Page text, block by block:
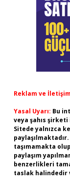
Reklam ve
Yasal Uyarı: Bu
veya şahıs
Sitede yalnızca
taşımamakta
paylaşım
benzerlikleri
taslak halindedir